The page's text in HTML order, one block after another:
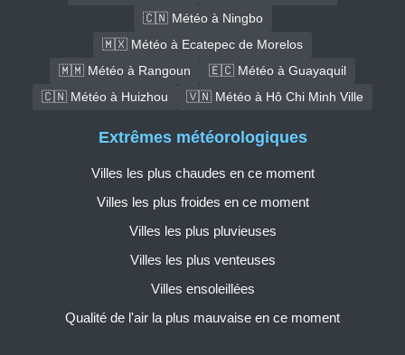
🇨🇳 Météo à Ningbo
🇲🇽 Météo à Ecatepec de Morelos
🇲🇲 Météo à Rangoun
🇪🇨 Météo à Guayaquil
🇨🇳 Météo à Huizhou
🇻🇳 Météo à Hô Chi Minh Ville
Extrêmes météorologiques
Villes les plus chaudes en ce moment
Villes les plus froides en ce moment
Villes les plus pluvieuses
Villes les plus venteuses
Villes ensoleillées
Qualité de l'air la plus mauvaise en ce moment